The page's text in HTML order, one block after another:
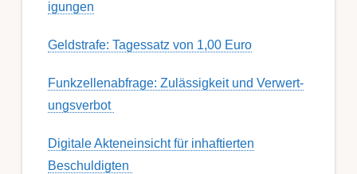
igung­en
Geldstrafe: Tagessatz von 1,00 Euro
Funk­zell­en­ab­fra­ge: Zu­lässig­keit und Ver­wert­
ungs­ver­bot
Digitale Akteneinsicht für inhaftierten
Beschuldigten